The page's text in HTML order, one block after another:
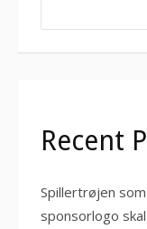
Recent
Spillertrøjen
sponsorlogo